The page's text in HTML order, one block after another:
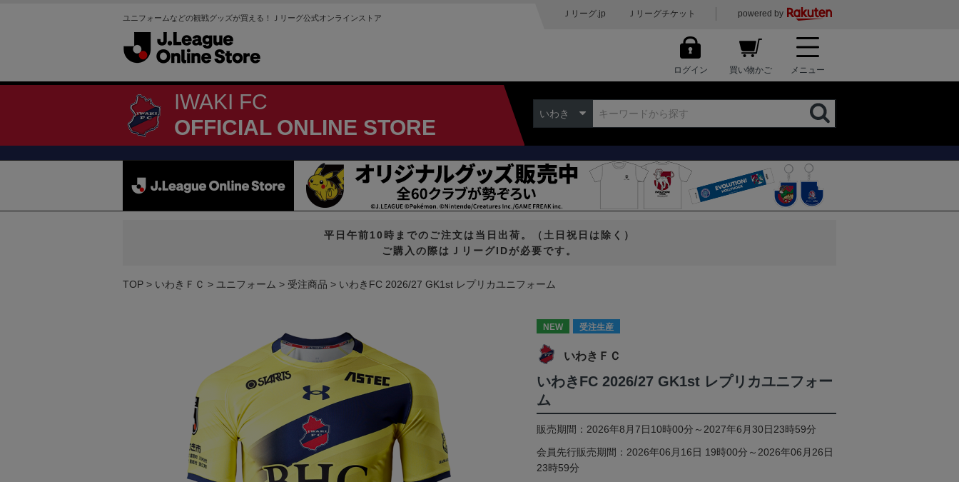
ユニフォームなどの観戦グッズが買える！Ｊリーグ公式オンラインストア Ｊリーグ.jp Ｊリーグチケット powered by
ログイン 買い物かご メニュー
IWAKI FC
OFFICIAL ONLINE STORE
いわき
平日午前10時までのご注文は当日出荷。（土日祝日は除く）
ご購入の際はＪリーグIDが必要です。
TOP いわきＦＣ ユニフォーム 受注商品 いわきFC 2026/27 GK1st レプリカユニフォーム
NEW 受注生産
いわきＦＣ
いわきFC 2026/27 GK1st レプリカユニフォー
ム
販売期間：2026年8月7日10時00分～2027年6月30日23時59分
会員先行販売期間：2026年06月16日 19時00分～2026年06月26日
23時59分